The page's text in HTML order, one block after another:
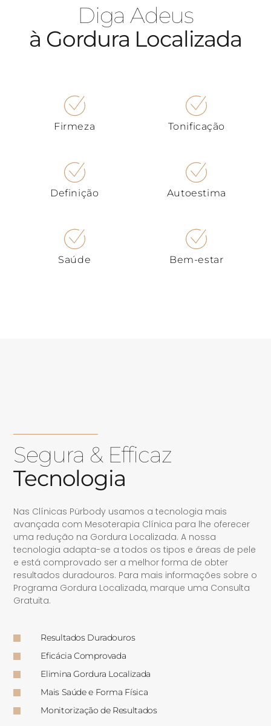
Diga Adeus
à Gordura Localizada
Firmeza Tonificação
Definição Autoestima
Saúde Bem-estar
Segura & Efficaz
Tecnologia
Nas Clínicas Pürbody usamos a tecnologia mais
avançada com Mesoterapia Clínica para lhe oferecer
uma redução na Gordura Localizada. A nossa
tecnologia adapta-se a todos os tipos e áreas de pele
e está comprovado ser a melhor forma de obter
resultados duradouros. Para mais informações sobre o
Programa Gordura Localizada, marque uma Consulta
Gratuita.
Resultados Duradouros
Eficácia Comprovada
Elimina Gordura Localizada
Mais Saúde e Forma Física
Monitorização de Resultados